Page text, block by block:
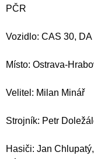
PČR
Vozidlo: CAS 30, DA
Místo: Ostrava-
Velitel: Milan Minář
Strojník: Petr
Hasiči: Jan